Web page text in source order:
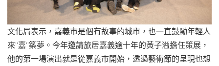
文化局表示，嘉義市是個有故事的城市，也一直鼓勵年輕人
來”嘉”築夢。今年邀請旅居嘉義逾十年的黃子溢擔任策展，
他的第一場演出就是從嘉義市開始，透過藝術節的呈現也想